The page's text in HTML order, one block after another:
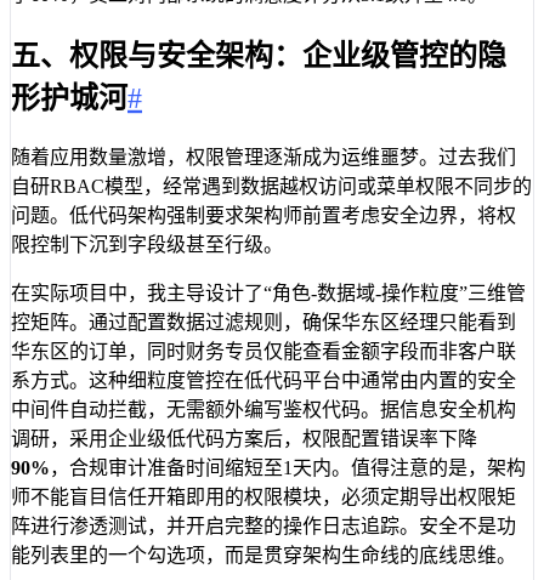
五、权限与安全架构：企业级管控的隐
形护城河#
随着应用数量激增，权限管理逐渐成为运维噩梦。过去我们
自研RBAC模型，经常遇到数据越权访问或菜单权限不同步的
问题。低代码架构强制要求架构师前置考虑安全边界，将权
限控制下沉到字段级甚至行级。
在实际项目中，我主导设计了“角色-数据域-操作粒度”三维管
控矩阵。通过配置数据过滤规则，确保华东区经理只能看到
华东区的订单，同时财务专员仅能查看金额字段而非客户联
系方式。这种细粒度管控在低代码平台中通常由内置的安全
中间件自动拦截，无需额外编写鉴权代码。据信息安全机构
调研，采用企业级低代码方案后，权限配置错误率下降
90%，合规审计准备时间缩短至1天内。值得注意的是，架构
师不能盲目信任开箱即用的权限模块，必须定期导出权限矩
阵进行渗透测试，并开启完整的操作日志追踪。安全不是功
能列表里的一个勾选项，而是贯穿架构生命线的底线思维。